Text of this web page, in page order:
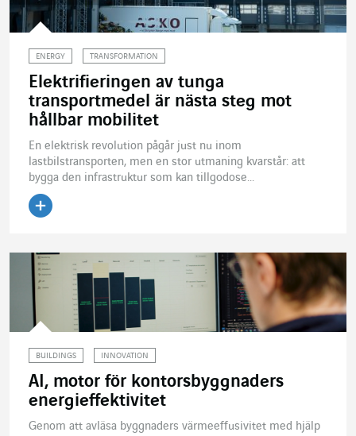
ENERGY TRANSFORMATION
Elektrifieringen av tunga
transportmedel är nästa steg mot
hållbar mobilitet
En elektrisk revolution pågår just nu inom
lastbilstransporten, men en stor utmaning kvarstår: att
bygga den infrastruktur som kan tillgodose...
BUILDINGS INNOVATION
AI, motor för kontorsbyggnaders
energieffektivitet
Genom att avläsa byggnaders värmeeffusivitet med hjälp